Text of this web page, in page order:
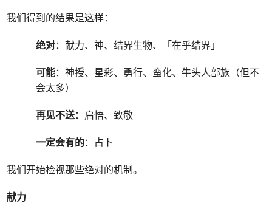
我们得到的结果是这样：
绝对：献力、神、结界生物、「在乎结界」
可能：神授、星彩、勇行、蛮化、牛头人部族（但不
会太多）
再见不送：启悟、致敬
一定会有的：占卜
我们开始检视那些绝对的机制。
献力